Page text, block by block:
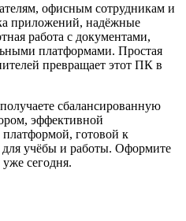
офисным сотрудникам и
приложений, надёжные
работа с документами,
платформами. Простая
превращает этот ПК в
сбалансированную
эффективной
готовой к
учёбы и работы. Оформите
уже сегодня.